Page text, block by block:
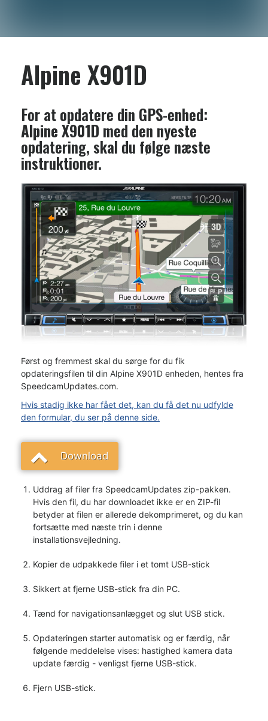
Alpine X901D
For at opdatere din GPS-enhed:
Alpine X901D med den nyeste
opdatering, skal du følge næste
instruktioner.
Først og fremmest skal du sørge for du fik
opdateringsfilen til din Alpine X901D enheden, hentes fra
SpeedcamUpdates.com.
Hvis stadig ikke har fået det, kan du få det nu udfylde
den formular, du ser på denne side.
Download
Uddrag af filer fra SpeedcamUpdates zip-pakken.
Hvis den fil, du har downloadet ikke er en ZIP-fil
betyder at filen er allerede dekomprimeret, og du kan
fortsætte med næste trin i denne
installationsvejledning.
Kopier de udpakkede filer i et tomt USB-stick
Sikkert at fjerne USB-stick fra din PC.
Tænd for navigationsanlægget og slut USB stick.
Opdateringen starter automatisk og er færdig, når
følgende meddelelse vises: hastighed kamera data
update færdig - venligst fjerne USB-stick.
Fjern USB-stick.